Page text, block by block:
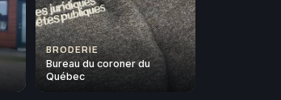
BRODERIE
Bureau du coroner du
Québec